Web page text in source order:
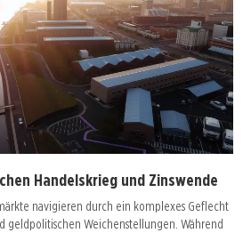
Handelskrieg und Zinswende
navigieren durch ein komplexes Geflecht
geldpolitischen Weichenstellungen. Während